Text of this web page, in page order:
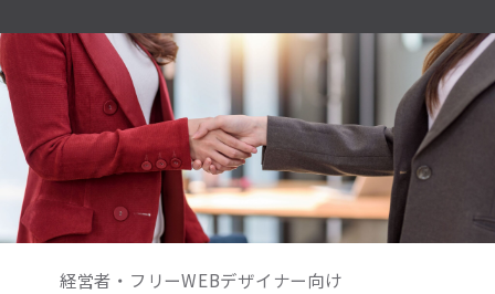
経営者・フリーWEBデザイナー向け